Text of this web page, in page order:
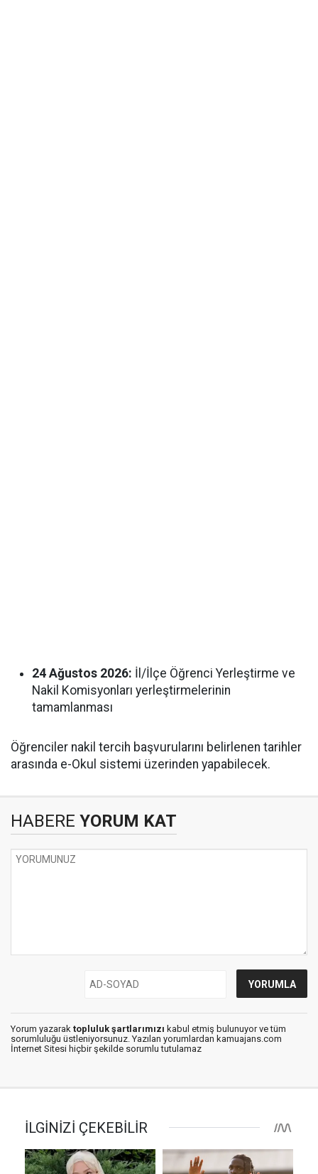
24 Ağustos 2026: İl/İlçe Öğrenci Yerleştirme ve
Nakil Komisyonları yerleştirmelerinin
tamamlanması
Öğrenciler nakil tercih başvurularını belirlenen tarihler
arasında e-Okul sistemi üzerinden yapabilecek.
HABERE YORUM KAT
Yorum yazarak topluluk şartlarımızı kabul etmiş bulunuyor ve tüm
sorumluluğu üstleniyorsunuz. Yazılan yorumlardan kamuajans.com
İnternet Sitesi hiçbir şekilde sorumlu tutulamaz